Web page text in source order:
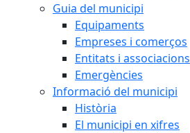
Guia del municipi
Equipaments
Empreses i comerços
Entitats i associacions
Emergències
Informació del municipi
Història
El municipi en xifres